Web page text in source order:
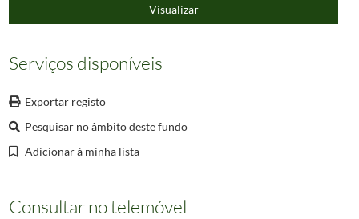
Informação não disponível
000628Informação não disponível
(...)
Visualizar
Serviços disponíveis
Exportar registo
Pesquisar no âmbito deste fundo
Adicionar à minha lista
Consultar no telemóvel